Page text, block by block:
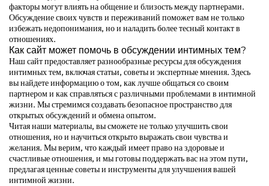
факторы могут влиять на общение и близость между партнерами.
Обсуждение своих чувств и переживаний поможет вам не только
избежать недопонимания, но и наладить более тесный контакт в
отношениях.
Как сайт может помочь в обсуждении интимных тем?
Наш сайт предоставляет разнообразные ресурсы для обсуждения
интимных тем, включая статьи, советы и экспертные мнения. Здесь
вы найдете информацию о том, как лучше общаться со своим
партнером и как справляться с различными проблемами в интимной
жизни. Мы стремимся создавать безопасное пространство для
открытых обсуждений и обмена опытом.
Читая наши материалы, вы сможете не только улучшить свои
отношения, но и научиться открыто выражать свои чувства и
желания. Мы верим, что каждый имеет право на здоровые и
счастливые отношения, и мы готовы поддержать вас на этом пути,
предлагая ценные советы и инструменты для улучшения вашей
интимной жизни.